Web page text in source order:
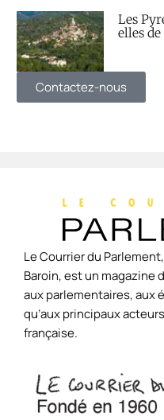
Les
elles
Contactez-nous
Le Courrier du
Baroin, est un magazine
aux parlementaires, aux
qu’aux principaux
française.